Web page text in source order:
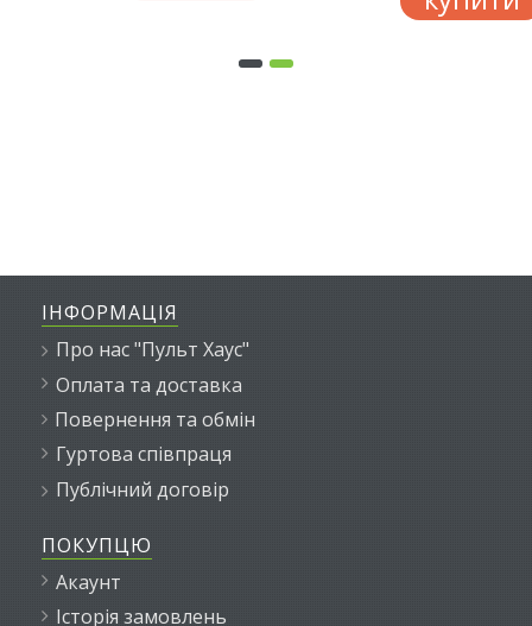
ІНФОРМАЦІЯ
Про нас "Пульт Хаус"
Оплата та доставка
Повернення та обмін
Гуртова співпраця
Публічний договір
ПОКУПЦЮ
Акаунт
Історія замовлень